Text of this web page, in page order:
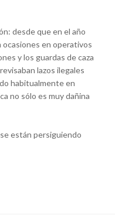
desde que en el año
ocasiones en operativos
y los guardas de caza
lazos ilegales
habitualmente en
no sólo es muy dañina
están persiguiendo